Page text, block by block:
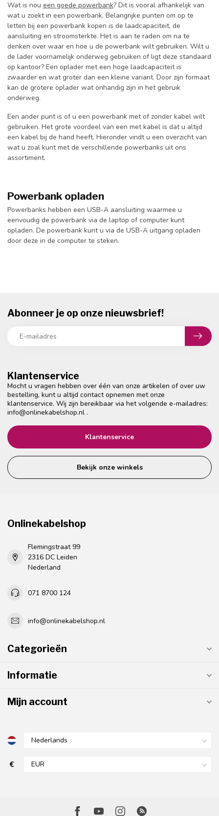
Wat is nou een goede powerbank? Dit is vooral afhankelijk van
wat u zoekt in een powerbank. Belangrijke punten om op te
letten bij een powerbank kopen is de laadcapaciteit, de
aansluiting en stroomsterkte. Het is aan te raden om na te
denken over waar en hoe u de powerbank wilt gebruiken. Wilt u
de lader voornamelijk onderweg gebruiken of ligt deze standaard
op kantoor? Een oplader met een hoge laadcapaciteit is
zwaarder en wat groter dan een kleine variant. Door zijn formaat
kan de grotere oplader wat onhandig zijn in het gebruik
onderweg.
Een ander punt is of u een powerbank met of zonder kabel wilt
gebruiken. Het grote voordeel van een met kabel is dat u altijd
een kabel bij de hand heeft. Hieronder vindt u een overzicht van
wat u zoal kunt met de verschillende powerbanks uit ons
assortiment.
Powerbank opladen
Powerbanks hebben een USB-A aansluiting waarmee u
eenvoudig de powerbank via de laptop of computer kunt
opladen. De powerbank kunt u via de USB-A uitgang opladen
door deze in de computer te steken.
Klantenservice
Mocht u vragen hebben over één van onze artikelen of over uw
bestelling, kunt u altijd contact opnemen met onze
klantenservice. Wij zijn bereikbaar via het volgende e-mailadres:
info@onlinekabelshop.nl .
Klantenservice
Bekijk onze winkels
Abonneer je op onze nieuwsbrief!
Onlinekabelshop
Flemingstraat 99
2316 DC Leiden
Nederland
071 8700 124
info@onlinekabelshop.nl
Categorieën
Informatie
Mijn account
€